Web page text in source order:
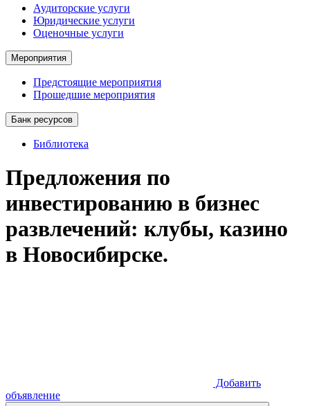
Аудиторские услуги
Юридические услуги
Оценочные услуги
Мероприятия
Предстоящие мероприятия
Прошедшие мероприятия
Банк ресурсов
Библиотека
Предложения по
инвестированию в бизнес
развлечений: клубы, казино
в Новосибирске.
Добавить
объявление